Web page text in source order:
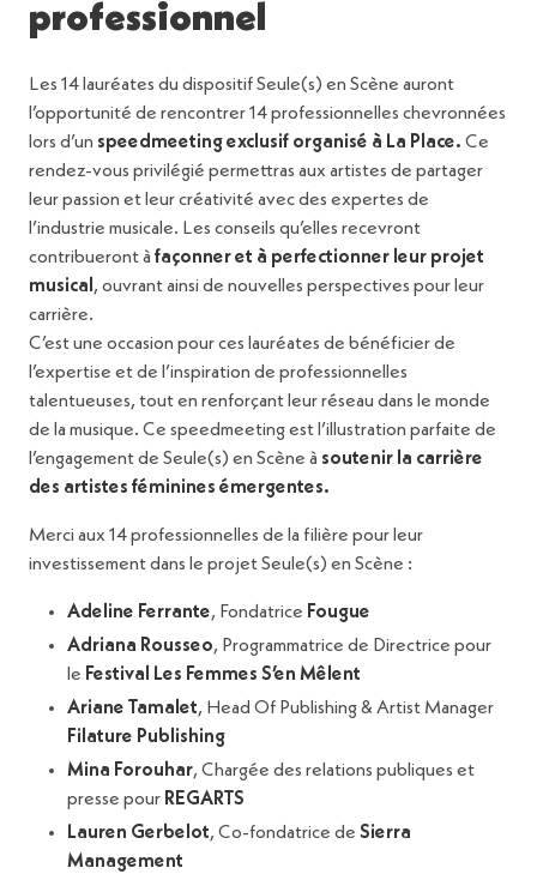
professionnel
Les 14 lauréates du dispositif Seule(s) en Scène auront
l’opportunité de rencontrer 14 professionnelles chevronnées
lors d’un speedmeeting exclusif organisé à La Place. Ce
rendez-vous privilégié permettras aux artistes de partager
leur passion et leur créativité avec des expertes de
l’industrie musicale. Les conseils qu’elles recevront
contribueront à façonner et à perfectionner leur projet
musical , ouvrant ainsi de nouvelles perspectives pour leur
carrière.
C’est une occasion pour ces lauréates de bénéficier de
l’expertise et de l’inspiration de professionnelles
talentueuses, tout en renforçant leur réseau dans le monde
de la musique. Ce speedmeeting est l’illustration parfaite de
l’engagement de Seule(s) en Scène à soutenir la carrière
des artistes féminines émergentes.
Merci aux 14 professionnelles de la filière pour leur
investissement dans le projet Seule(s) en Scène :
Adeline Ferrante, Fondatrice Fougue
Adriana Rousseo, Programmatrice de Directrice pour
le Festival Les Femmes S’en Mêlent
Ariane Tamalet, Head Of Publishing & Artist Manager
Filature Publishing
Mina Forouhar, Chargée des relations publiques et
presse pour REGARTS
Lauren Gerbelot, Co-fondatrice de Sierra
Management